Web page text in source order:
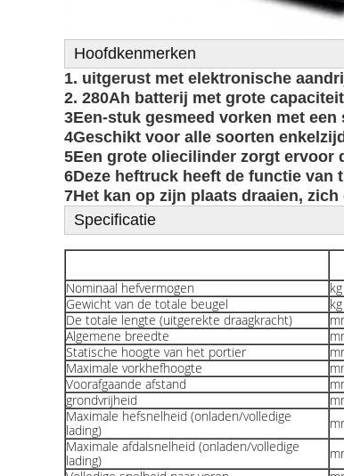
Hoofdkenmerken
1. uitgerust met elektronische
2. 280Ah batterij met grote
3Een-stuk gesmeed vorken met
4Geschikt voor alle soorten
5Een grote oliecilinder zorgt ervoor
6Deze heftruck heeft de functie
7Het kan op zijn plaats draaien,
Specificatie
Nominaal hefvermogen
kg
Gewicht van de totale beugel
kg
De totale lengte (uitgerekte draagkracht)
Algemene breedte
Statische hoogte van het portier
Maximale vorkhefhoogte
Voorafgaande afstand
grondvrijheid
Maximale hefsnelheid (onladen/volledige
lading)
Maximale afdalsnelheid (onladen/volledige
lading)